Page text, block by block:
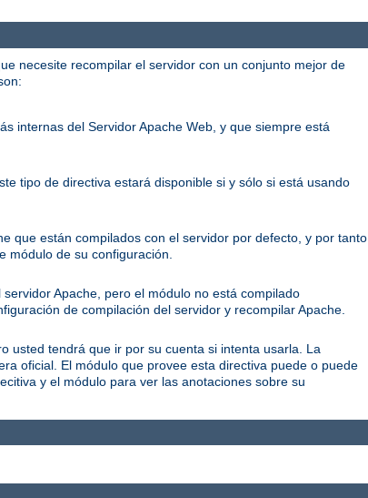
necesite recompilar el servidor con un conjunto mejor de
internas del Servidor Apache Web, y que siempre está
tipo de directiva estará disponible si y sólo si está usando
que están compilados con el servidor por defecto, y por tanto
módulo de su configuración.
Apache, pero el módulo no está compilado
de compilación del servidor y recompilar Apache.
usted tendrá que ir por su cuenta si intenta usarla. La
oficial. El módulo que provee esta directiva puede o puede
y el módulo para ver las anotaciones sobre su